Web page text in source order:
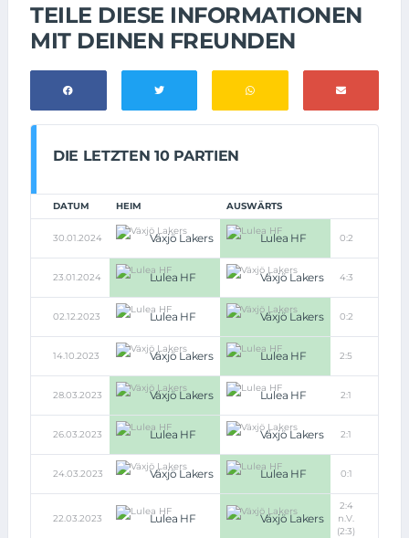
TEILE DIESE INFORMATIONEN
MIT DEINEN FREUNDEN
DIE LETZTEN 10 PARTIEN
DATUM HEIM AUSWÄRTS
30.01.2024 Växjö Lakers Lulea HF 0:2
23.01.2024 Lulea HF Växjö Lakers 4:3
02.12.2023 Lulea HF Växjö Lakers 0:2
14.10.2023 Växjö Lakers Lulea HF 2:5
28.03.2023 Växjö Lakers Lulea HF 2:1
26.03.2023 Lulea HF Växjö Lakers 2:1
24.03.2023 Växjö Lakers Lulea HF 0:1
22.03.2023 Lulea HF Växjö Lakers
2:4
n.V.
(2:3)